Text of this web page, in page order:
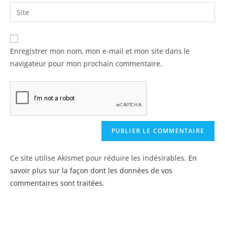
Enregistrer mon nom, mon e-mail et mon site dans le
navigateur pour mon prochain commentaire.
Ce site utilise Akismet pour réduire les indésirables. En
savoir plus sur la façon dont les données de vos
commentaires sont traitées.